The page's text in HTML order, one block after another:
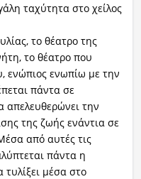
ταχύτητα στο χείλος
το θέατρο της
το θέατρο που
ενώπιος ενωπίω με την
πάντα σε
απελευθερώνει την
της ζωής ενάντια σε
από αυτές τις
πάντα η
μέσα στο